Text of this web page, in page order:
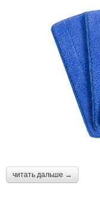
читать дальше →